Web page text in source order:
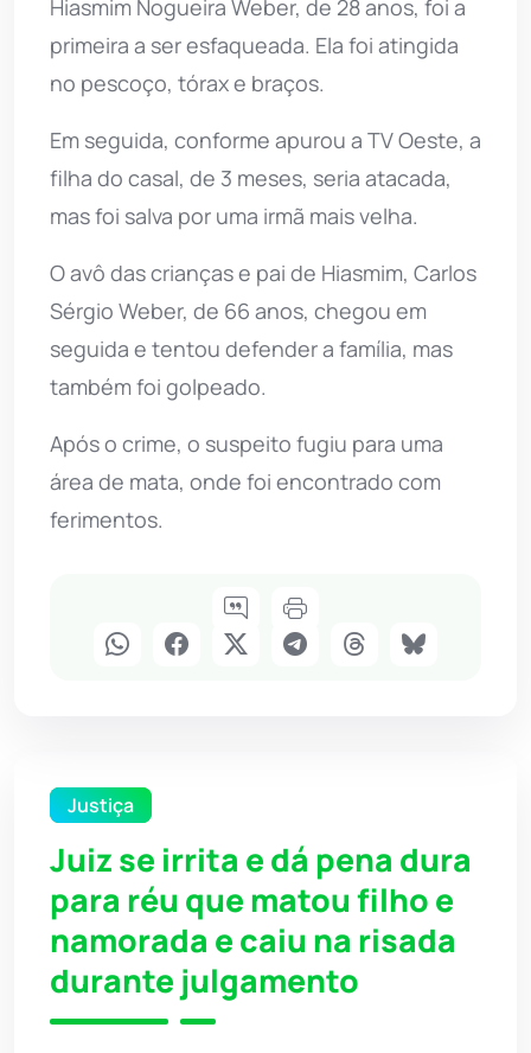
Hiasmim Nogueira Weber, de 28 anos, foi a
primeira a ser esfaqueada. Ela foi atingida
no pescoço, tórax e braços.
Em seguida, conforme apurou a TV Oeste, a
filha do casal, de 3 meses, seria atacada,
mas foi salva por uma irmã mais velha.
O avô das crianças e pai de Hiasmim, Carlos
Sérgio Weber, de 66 anos, chegou em
seguida e tentou defender a família, mas
também foi golpeado.
Após o crime, o suspeito fugiu para uma
área de mata, onde foi encontrado com
ferimentos.
Justiça
Juiz se irrita e dá pena dura
para réu que matou filho e
namorada e caiu na risada
durante julgamento